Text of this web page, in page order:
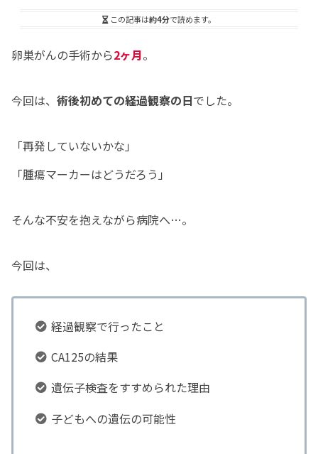
この記事は約4分で読めます。
卵巣がんの手術から2ヶ月。
今回は、 術後初めての経過観察の日でした。
「再発していないかな」
「腫瘍マーカーはどうだろう」
そんな不安を抱えながら病院へ…。
今回は、
経過観察で行ったこと
CA125の結果
遺伝子検査をすすめられた理由
子どもへの遺伝の可能性